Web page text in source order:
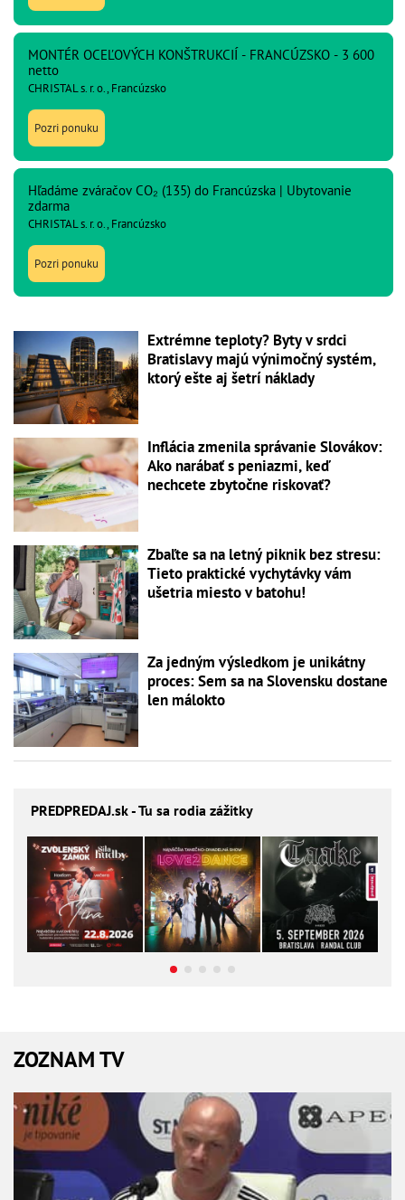
MONTÉR OCEĽOVÝCH KONŠTRUKCIÍ - FRANCÚZSKO - 3 600
netto
CHRISTAL s. r. o., Francúzsko
Pozri ponuku
Hľadáme zváračov CO₂ (135) do Francúzska | Ubytovanie
zdarma
CHRISTAL s. r. o., Francúzsko
Pozri ponuku
Extrémne teploty? Byty v srdci
Bratislavy majú výnimočný systém,
ktorý ešte aj šetrí náklady
Inflácia zmenila správanie Slovákov:
Ako narábať s peniazmi, keď
nechcete zbytočne riskovať?
Zbaľte sa na letný piknik bez stresu:
Tieto praktické vychytávky vám
ušetria miesto v batohu!
Za jedným výsledkom je unikátny
proces: Sem sa na Slovensku dostane
len málokto
PREDPREDAJ.sk - Tu sa rodia zážitky
ZOZNAM TV